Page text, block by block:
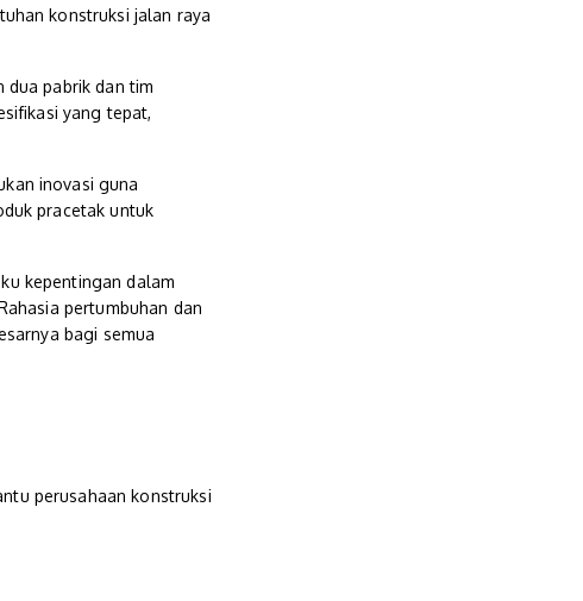
konstruksi jalan raya
dua pabrik dan tim
yang tepat,
inovasi guna
pracetak untuk
kepentingan dalam
pertumbuhan dan
bagi semua
perusahaan konstruksi